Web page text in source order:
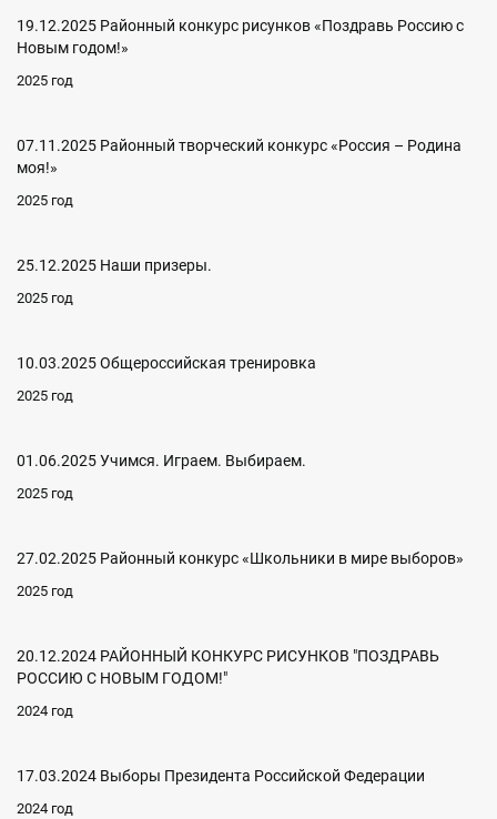
19.12.2025 Районный конкурс рисунков «Поздравь Россию с
Новым годом!»
2025 год
07.11.2025 Районный творческий конкурс «Россия – Родина
моя!»
2025 год
25.12.2025 Наши призеры.
2025 год
10.03.2025 Общероссийская тренировка
2025 год
01.06.2025 Учимся. Играем. Выбираем.
2025 год
27.02.2025 Районный конкурс «Школьники в мире выборов»
2025 год
20.12.2024 РАЙОННЫЙ КОНКУРС РИСУНКОВ "ПОЗДРАВЬ
РОССИЮ С НОВЫМ ГОДОМ!"
2024 год
17.03.2024 Выборы Президента Российской Федерации
2024 год